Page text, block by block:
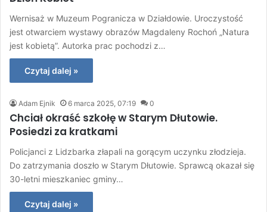
Wernisaż w Muzeum Pogranicza w Działdowie. Uroczystość
jest otwarciem wystawy obrazów Magdaleny Rochoń „Natura
jest kobietą”. Autorka prac pochodzi z…
Czytaj dalej »
Adam Ejnik 6 marca 2025, 07:19 0
Chciał okraść szkołę w Starym Dłutowie.
Posiedzi za kratkami
Policjanci z Lidzbarka złapali na gorącym uczynku złodzieja.
Do zatrzymania doszło w Starym Dłutowie. Sprawcą okazał się
30-letni mieszkaniec gminy…
Czytaj dalej »